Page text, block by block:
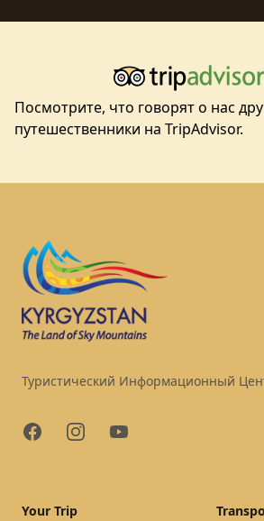
Посмотрите, что говорят о нас
путешественники на TripAdvisor.
Туристический Информационный
FacebookInstagramYouTube
Your Trip